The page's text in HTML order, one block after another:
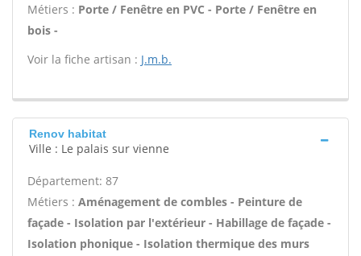
Métiers : Porte / Fenêtre en PVC - Porte / Fenêtre en
bois -
Voir la fiche artisan : J.m.b.
Renov habitat
Ville : Le palais sur vienne
Département: 87
Métiers : Aménagement de combles - Peinture de
façade - Isolation par l'extérieur - Habillage de façade -
Isolation phonique - Isolation thermique des murs